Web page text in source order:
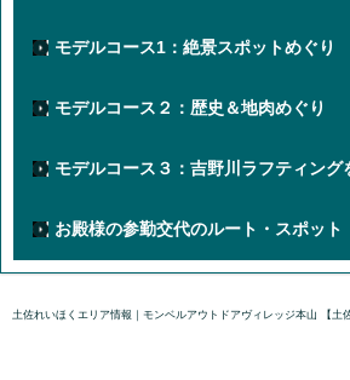
モデルコース1：絶景スポットめぐり
モデルコース２：歴史＆地肉めぐり
モデルコース３：吉野川ラフティング
お殿様の参勤交代のルート・スポット
土佐れいほくエリア情報｜モンベルアウトドアヴィレッジ本山 【土